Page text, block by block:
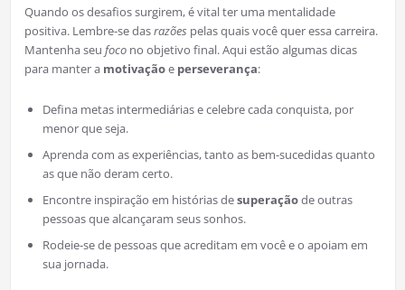
Quando os desafios surgirem, é vital ter uma mentalidade
positiva. Lembre-se dasrazões pelas quais você quer essa carreira.
Mantenha seu focono objetivo final. Aqui estão algumas dicas
para manter a motivaçãoe perseverança:
Defina metas intermediárias e celebre cada conquista, por
menor que seja.
Aprenda com as experiências, tanto as bem-sucedidas quanto
as que não deram certo.
Encontre inspiração em histórias desuperaçãode outras
pessoas que alcançaram seus sonhos.
Rodeie-se de pessoas que acreditam em você e o apoiam em
sua jornada.